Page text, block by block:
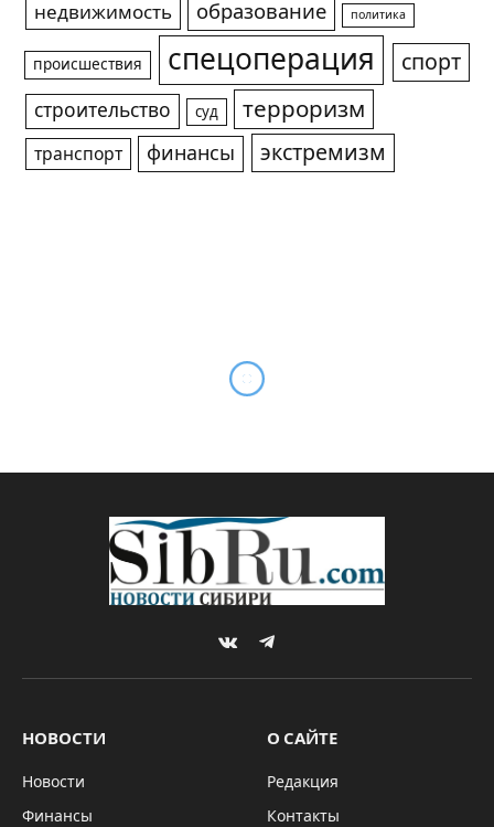
недвижимость
образование политика
происшествия спецоперация спорт
строительство суд терроризм
транспорт финансы экстремизм
VKontakteTelegram
НОВОСТИ
Новости
Финансы
О САЙТЕ
Редакция
Контакты